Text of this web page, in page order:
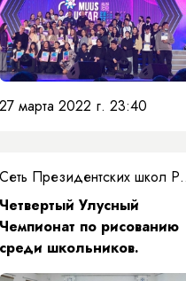
27 марта 2022 г. 23:40
Сеть
Четвертый Улусный
Чемпионат по рисованию
среди школьников.